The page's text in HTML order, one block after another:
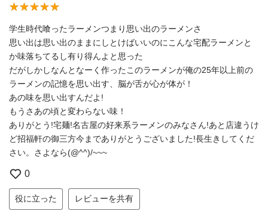
学生時代喰ったラーメンつまり思い出のラーメンさ
思い出は思い出のままにしとけばいいのにこんな宅配ラーメンと
か味落ちてるし有り得んよと思った
だがしかしなんとなーく作ったこのラーメンが俺の25年以上前の
ラーメンの記憶を思い出す、脳が舌が心が体が！
あの味を思い出すんだよ!
もうさあの頃と変わらない味！
ありがとう!宅麺!名古屋の好来系ラーメンのみなさん!あと店違うけ
ど招福軒の御三方今までありがとうございました!長生きしてくだ
さい。さよなら(@^^)/~~~
0
役に立った レビューを共有